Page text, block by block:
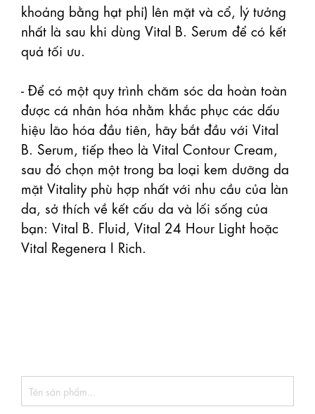
khoảng bằng hạt phỉ) lên mặt và cổ, lý tưởng
nhất là sau khi dùng Vital B. Serum để có kết
quả tối ưu.
- Để có một quy trình chăm sóc da hoàn toàn
được cá nhân hóa nhằm khắc phục các dấu
hiệu lão hóa đầu tiên, hãy bắt đầu với Vital
B. Serum, tiếp theo là Vital Contour Cream,
sau đó chọn một trong ba loại kem dưỡng da
mặt Vitality phù hợp nhất với nhu cầu của làn
da, sở thích về kết cấu da và lối sống của
bạn: Vital B. Fluid, Vital 24 Hour Light hoặc
Vital Regenera I Rich.